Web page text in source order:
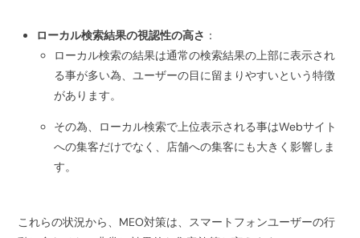
ローカル検索結果の視認性の高さ ：
ローカル検索の結果は通常の検索結果の上部に表示され
る事が多い為、ユーザーの目に留まりやすいという特徴
があります。
その為、ローカル検索で上位表示される事はWebサイト
への集客だけでなく、店舗への集客にも大きく影響しま
す。
これらの状況から、MEO対策は、スマートフォンユーザーの行